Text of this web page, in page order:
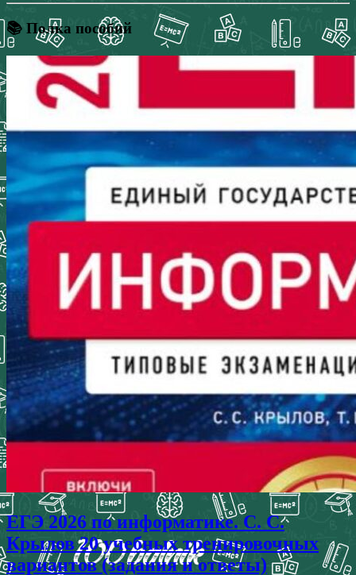
📚 Полка пособий
ЕГЭ 2026 по информатике. С. С.
Крылов 20 учебных тренировочных
вариантов (задания и ответы)